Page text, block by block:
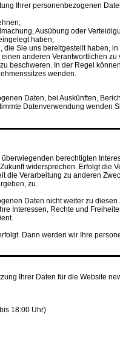
Ihrer personenbezogenen
Ausübung oder
haben;
Sie uns bereitgestellt haben,
anderen Verantwortlichen zu
beschweren. In der Regel
wenden.
Daten, bei Auskünften,
Datenverwendung wenden
berechtigten
widersprechen. Erfolgt die
Verarbeitung zu anderen
zu.
Daten nicht weiter zu
Interessen, Rechte und
Dann werden wir Ihre
Ihrer Daten für die Website
18:00 Uhr)